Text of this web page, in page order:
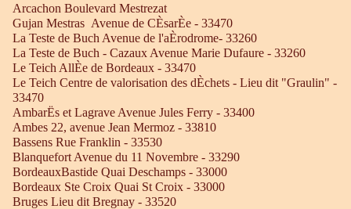
Arcachon Boulevard Mestrezat
Gujan Mestras Avenue de CÈsarÈe - 33470
La Teste de Buch Avenue de l'aÈrodrome- 33260
La Teste de Buch - Cazaux Avenue Marie Dufaure - 33260
Le Teich AllÈe de Bordeaux - 33470
Le Teich Centre de valorisation des dÈchets - Lieu dit "Graulin" -
33470
AmbarËs et Lagrave Avenue Jules Ferry - 33400
Ambes 22, avenue Jean Mermoz - 33810
Bassens Rue Franklin - 33530
Blanquefort Avenue du 11 Novembre - 33290
BordeauxBastide Quai Deschamps - 33000
Bordeaux Ste Croix Quai St Croix - 33000
Bruges Lieu dit Bregnay - 33520